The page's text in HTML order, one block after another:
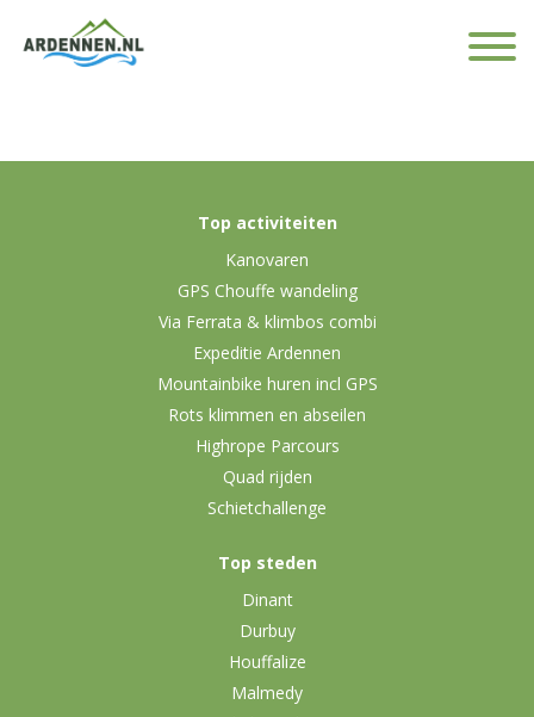
Top activiteiten
Kanovaren
GPS Chouffe wandeling
Via Ferrata & klimbos combi
Expeditie Ardennen
Mountainbike huren incl GPS
Rots klimmen en abseilen
Highrope Parcours
Quad rijden
Schietchallenge
Top steden
Dinant
Durbuy
Houffalize
Malmedy